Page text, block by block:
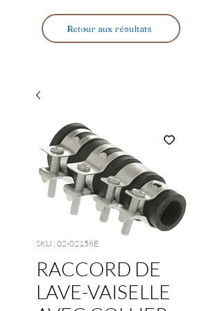
Retour aux résultats
SKU : 02-02156E
RACCORD DE
LAVE-VAISELLE